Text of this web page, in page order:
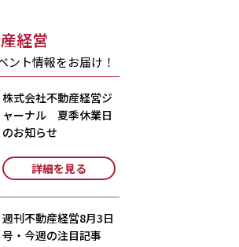
経営
ント情報をお届け！
株式会社不動産経営ジ
ャーナル 夏季休業日
のお知らせ
詳細を見る
週刊不動産経営8月3日
号・今週の注目記事